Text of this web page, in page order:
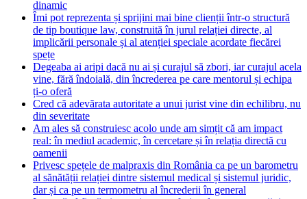
dinamic
Îmi pot reprezenta și sprijini mai bine clienții într-o structură
de tip boutique law, construită în jurul relației directe, al
implicării personale și al atenției speciale acordate fiecărei
spețe
Degeaba ai aripi dacă nu ai și curajul să zbori, iar curajul acela
vine, fără îndoială, din încrederea pe care mentorul și echipa
ți-o oferă
Cred că adevărata autoritate a unui jurist vine din echilibru, nu
din severitate
Am ales să construiesc acolo unde am simțit că am impact
real: în mediul academic, în cercetare și în relația directă cu
oamenii
Privesc spețele de malpraxis din România ca pe un barometru
al sănătății relației dintre sistemul medical și sistemul juridic,
dar și ca pe un termometru al încrederii în general